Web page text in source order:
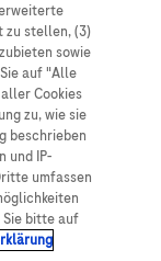
zu stellen, (3)
sowie
auf "Alle
Cookies
zu, wie sie
beschrieben
und IP-
umfassen
Sie bitte auf